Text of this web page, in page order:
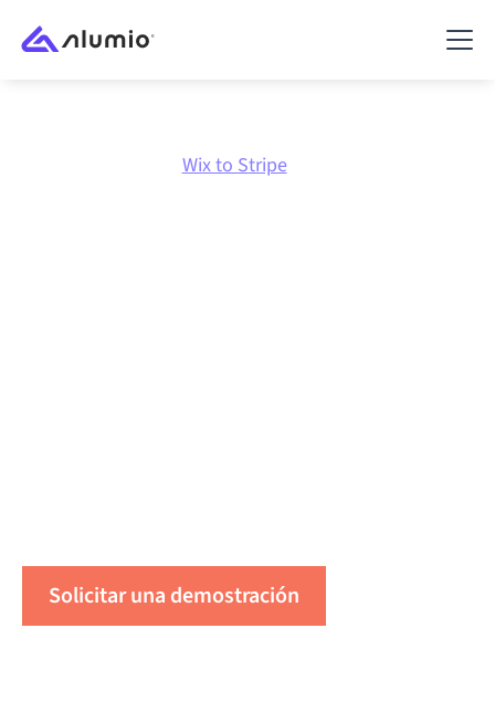
Wix to Stripe
Solicitar una demostración